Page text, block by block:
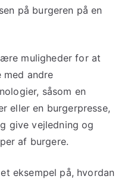
på burgeren på en
muligheder for at
med andre
såsom en
eller en burgerpresse,
give vejledning og
af burgere.
eksempel på, hvordan